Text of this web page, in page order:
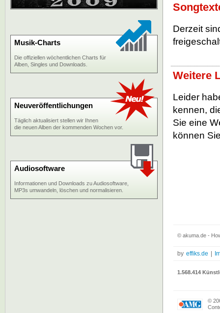
Derzeit
Weitere
Leider
kennen,
Sie eine
können
Musik-Charts
Die offiziellen wöchentlichen Charts für
Alben, Singles und Downloads.
Neuveröffentlichungen
Täglich aktualisiert stellen wir Ihnen
die neuen Alben der kommenden Wochen vor.
Audiosoftware
Informationen und Downloads zu Audiosoftware,
MP3s umwandeln, löschen und normalisieren.
© akuma.de -
by effiks.de
1.568.414
©